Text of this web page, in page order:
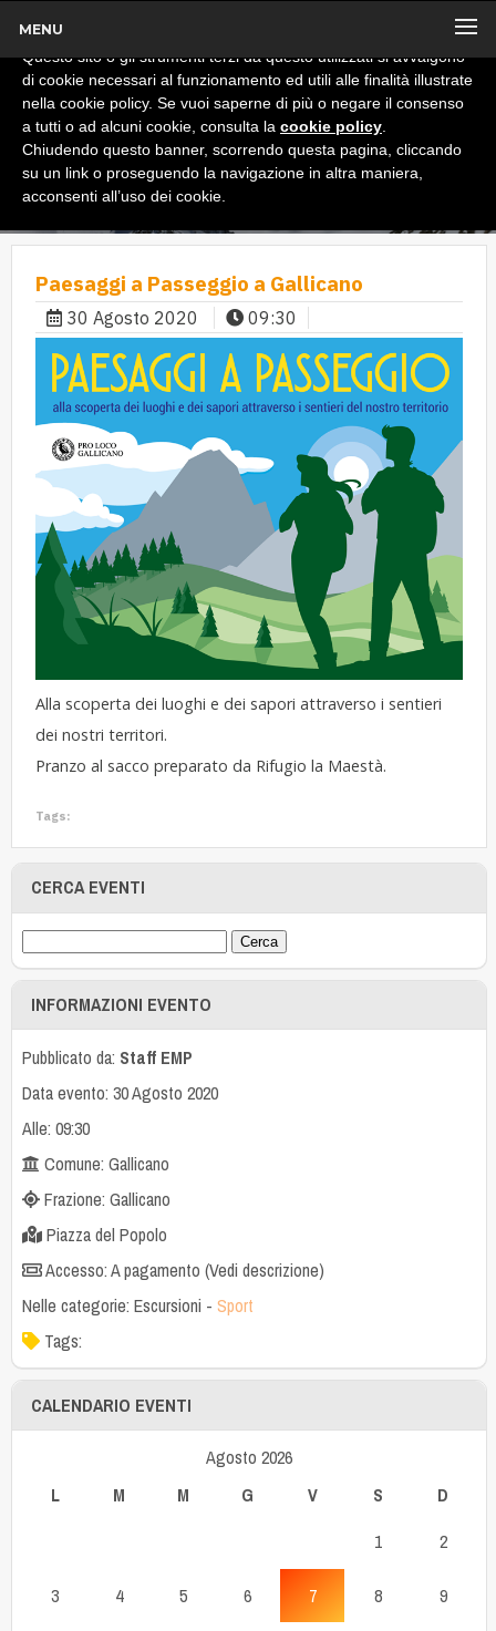
MENU
Paesaggi a Passeggio a Gallicano
30 Agosto 2020 09:30
Alla scoperta dei luoghi e dei sapori attraverso i sentieri
dei nostri territori.
Pranzo al sacco preparato da Rifugio la Maestà.
Tags:
CERCA EVENTI
INFORMAZIONI EVENTO
Pubblicato da: Staff EMP
Data evento: 30 Agosto 2020
Alle: 09:30
Comune: Gallicano
Frazione: Gallicano
Piazza del Popolo
Accesso: A pagamento (Vedi descrizione)
Nelle categorie: Escursioni - Sport
Tags:
CALENDARIO EVENTI
Agosto 2026
L
M M G V S D
1 2
3 4 5 6 7 8 9
x
Informativa
Questo sito o gli strumenti terzi da questo utilizzati si avvalgono
di cookie necessari al funzionamento ed utili alle finalità illustrate
nella cookie policy. Se vuoi saperne di più o negare il consenso
a tutti o ad alcuni cookie, consulta la cookie policy
Chiudendo questo banner, scorrendo questa pagina, cliccando
su un link o proseguendo la navigazione in altra maniera,
acconsenti all’uso dei cookie.